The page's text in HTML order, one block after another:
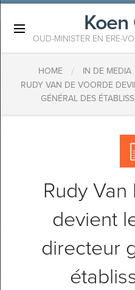
Koen
OUD-MINISTER EN ERE-
HOME / IN DE MEDIA
​RUDY VAN DE VOORDE
GÉNÉRAL DES
​Rudy
devient
directeur